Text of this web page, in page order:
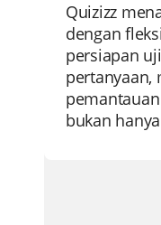
Quizizz
dengan
persiapan
pertanyaan,
bukan